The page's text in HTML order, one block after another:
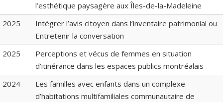
l’esthétique paysagère aux Îles-de-la-Madeleine
2025
Intégrer l’avis citoyen dans l’inventaire patrimonial ou
Entretenir la conversation
2025
Perceptions et vécus de femmes en situation
d’itinérance dans les espaces publics montréalais
2024
Les familles avec enfants dans un complexe
d’habitations multifamiliales communautaire de